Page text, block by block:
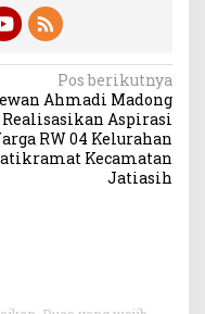
Pos berikutnya
Ahmadi Madong
Realisasikan Aspirasi
RW 04 Kelurahan
Kecamatan
Jatiasih